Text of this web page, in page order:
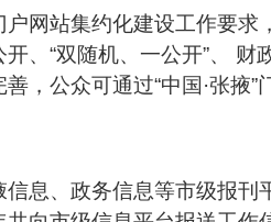
网站集约化建设工作要求
、“双随机、一公开”、 财
，公众可通过“中国·张掖”
息、政务信息等市级报刊